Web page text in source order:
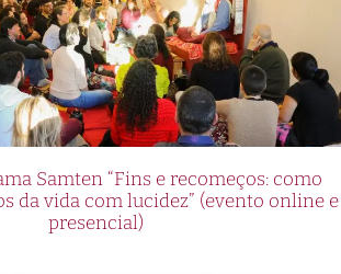
Samten “Fins e recomeços: como
da vida com lucidez” (evento online e
presencial)